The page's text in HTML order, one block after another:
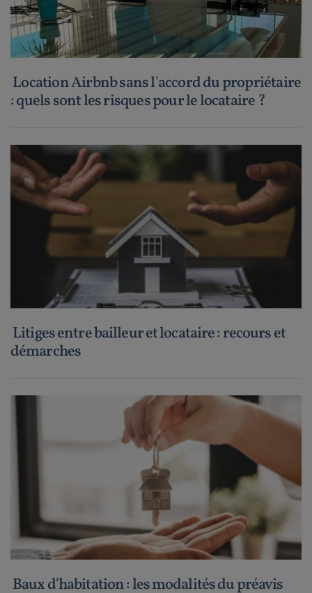
Location Airbnb sans l'accord du propriétaire
: quels sont les risques pour le locataire ?
Litiges entre bailleur et locataire : recours et
démarches
Baux d'habitation : les modalités du préavis